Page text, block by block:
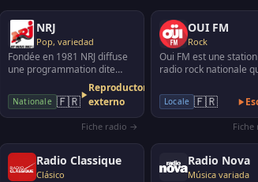
NRJ
Pop, variedad
Fondée en 1981 NRJ diffuse
une programmation dite
"Top 40", avec "tous les hits
numéros 1" chaq…
Nationale 🇫🇷
Reproductor
externo
Fiche radio →
OUI FM
Rock
Oui FM est une
radio rock nationale
FM) avec 27 fré…
Locale 🇫🇷
Radio Classique
Clásico
Radio Nova
Música variada